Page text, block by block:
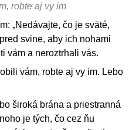
robte aj vy im
„Nedávajte, čo je sväté,
svine, aby ich nohami
vám a neroztrhali vás.
vám, robte aj vy im. Lebo
široká brána a priestranná
je tých, čo cez ňu